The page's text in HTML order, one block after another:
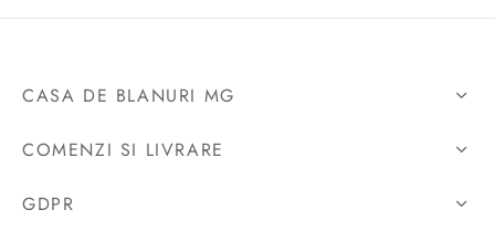
CASA DE BLANURI MG
COMENZI SI LIVRARE
GDPR